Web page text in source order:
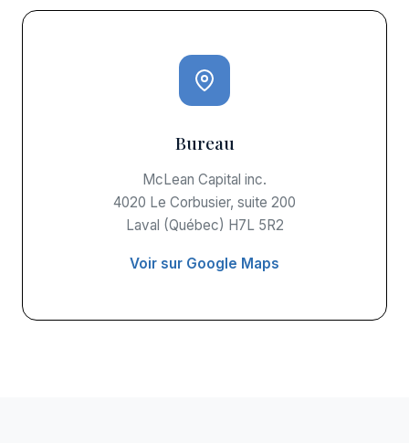
Bureau
McLean Capital inc.
4020 Le Corbusier, suite 200
Laval (Québec) H7L 5R2
Voir sur Google Maps